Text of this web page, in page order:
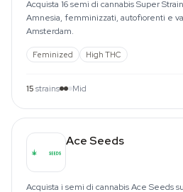
Acquista 16 semi di cannabis Super
Amnesia, femminizzati, autofiorenti e
Amsterdam.
Feminized High THC
15 strains Mid
Ace Seeds
Acquista i semi di cannabis Ace Seeds